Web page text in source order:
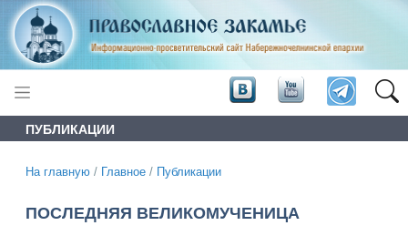
ПУБЛИКАЦИИ
На главную / Главное / Публикации
ПОСЛЕДНЯЯ ВЕЛИКОМУЧЕНИЦА